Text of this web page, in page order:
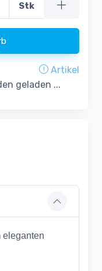
Stk
Artikel
geladen ...
eleganten